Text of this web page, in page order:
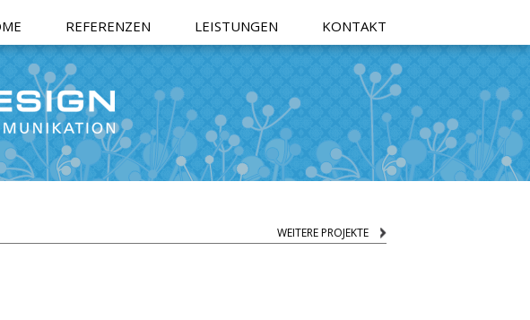
REFERENZEN LEISTUNGEN KONTAKT
WEITERE PROJEKTE